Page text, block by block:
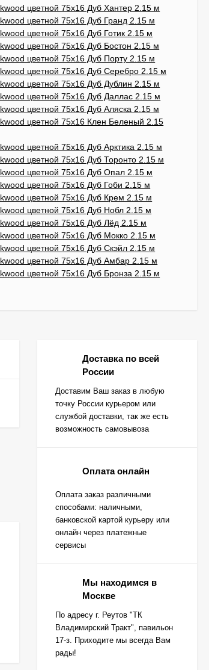
Доставка по всей
России
Доставим Ваш заказ в любую
точку России курьером или
службой доставки, так же есть
возможность самовывоза
Оплата онлайн
Оплата заказ различными
способами: наличными,
банковской картой курьеру или
онлайн через платежные
сервисы
Мы находимся в
Москве
По адресу г. Реутов "ТК
Владимирский Тракт", павильон
17-з. Приходите мы всегда Вам
рады!